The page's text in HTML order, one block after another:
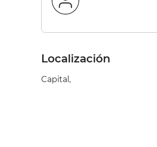
Localización
Capital,